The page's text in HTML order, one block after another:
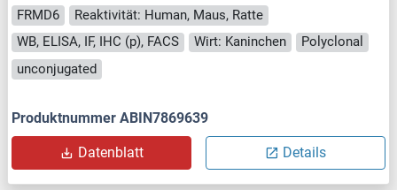
FRMD6
Reaktivität: Human, Maus, Ratte
WB, ELISA, IF, IHC (p), FACS
Wirt: Kaninchen
Polyclonal
unconjugated
Produktnummer ABIN7869639
Datenblatt Details